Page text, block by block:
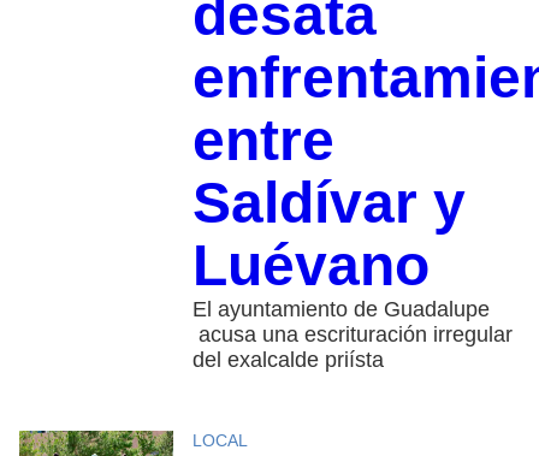
desata
entre
Saldívar y
Luévano
El ayuntamiento de Guadalupe
acusa una escrituración irregular
del exalcalde priísta
LOCAL